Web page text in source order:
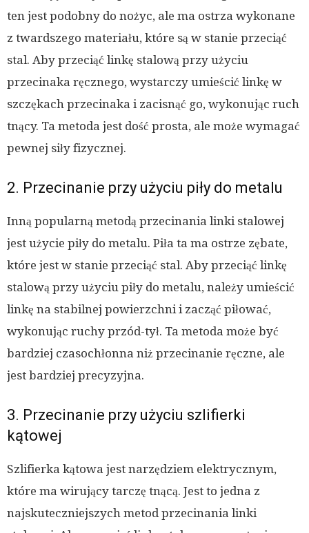
ten jest podobny do nożyc, ale ma ostrza wykonane
z twardszego materiału, które są w stanie przeciąć
stal. Aby przeciąć linkę stalową przy użyciu
przecinaka ręcznego, wystarczy umieścić linkę w
szczękach przecinaka i zacisnąć go, wykonując ruch
tnący. Ta metoda jest dość prosta, ale może wymagać
pewnej siły fizycznej.
2. Przecinanie przy użyciu piły do metalu
Inną popularną metodą przecinania linki stalowej
jest użycie piły do metalu. Piła ta ma ostrze zębate,
które jest w stanie przeciąć stal. Aby przeciąć linkę
stalową przy użyciu piły do metalu, należy umieścić
linkę na stabilnej powierzchni i zacząć piłować,
wykonując ruchy przód-tył. Ta metoda może być
bardziej czasochłonna niż przecinanie ręczne, ale
jest bardziej precyzyjna.
3. Przecinanie przy użyciu szlifierki
kątowej
Szlifierka kątowa jest narzędziem elektrycznym,
które ma wirujący tarczę tnącą. Jest to jedna z
najskuteczniejszych metod przecinania linki